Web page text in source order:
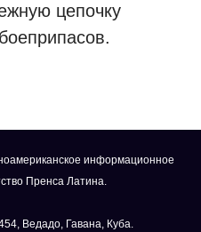
цепочку
информационное
Пренса Латина.
Ведадо, Гавана, Куба.